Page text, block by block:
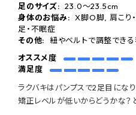
足のサイズ: 23.0〜23.5cm
身体のお悩み: X脚O脚, 肩こり
足・不眠症
その他:
紐やベルトで調整でき
オススメ度
満足度
ラクバキはパンプスで2足目になり
矯正レベルが低いからどうかな？